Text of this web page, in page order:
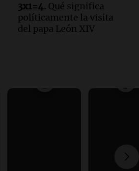
3x1=4. Qué significa
políticamente la visita
del papa León XIV